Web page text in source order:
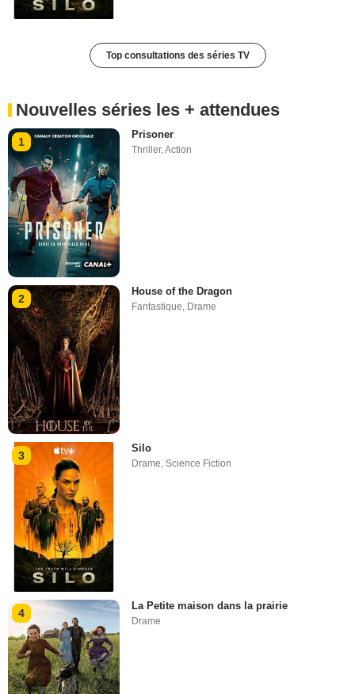
Top consultations des séries TV
Nouvelles séries les + attendues
1
Prisoner
Thriller,Action
2
House of the Dragon
Fantastique, Drame
3
Silo
Drame,Science Fiction
4
La Petite maison dans la prairie
Drame